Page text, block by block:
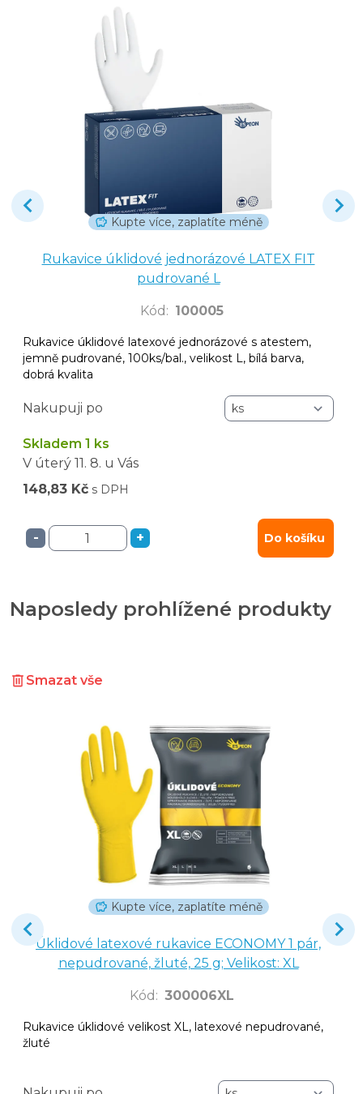
Kupte více, zaplatíte méně
Rukavice úklidové jednorázové LATEX FIT
pudrované L
Kód : 100005
Rukavice úklidové latexové jednorázové s atestem,
jemně pudrované, 100ks/bal., velikost L, bílá barva,
dobrá kvalita
Nakupuji po
Skladem 1 ks
V úterý 11. 8. u Vás
148,83 Kč s DPH
- + Do košíku
Naposledy prohlížené produkty
Smazat vše
Kupte více, zaplatíte méně
Úklidové latexové rukavice ECONOMY 1 pár,
nepudrované, žluté, 25 g; Velikost: XL
Kód : 300006XL
Rukavice úklidové velikost XL, latexové nepudrované,
žluté